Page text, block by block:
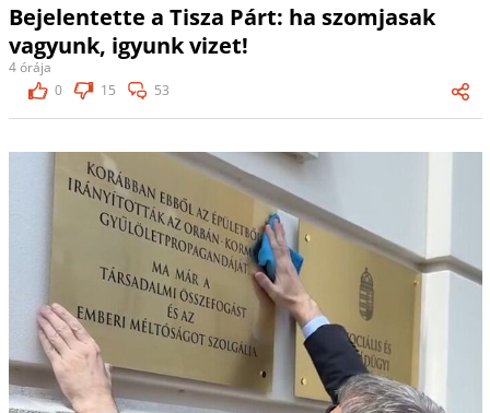
Bejelentette a Tisza Párt: ha szomjasak
vagyunk, igyunk vizet!
4 órája
0
15 53